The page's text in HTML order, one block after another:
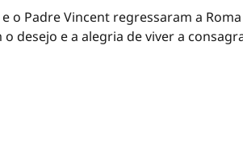
o Padre Vincent regressaram a
e a alegria de viver a